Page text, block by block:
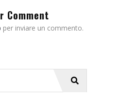
Comment
per inviare un commento.